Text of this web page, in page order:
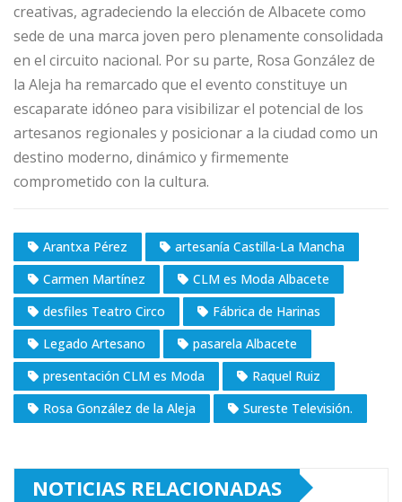
creativas, agradeciendo la elección de Albacete como
sede de una marca joven pero plenamente consolidada
en el circuito nacional. Por su parte, Rosa González de
la Aleja ha remarcado que el evento constituye un
escaparate idóneo para visibilizar el potencial de los
artesanos regionales y posicionar a la ciudad como un
destino moderno, dinámico y firmemente
comprometido con la cultura.
Arantxa Pérez
artesanía Castilla-La Mancha
Carmen Martínez
CLM es Moda Albacete
desfiles Teatro Circo
Fábrica de Harinas
Legado Artesano
pasarela Albacete
presentación CLM es Moda
Raquel Ruiz
Rosa González de la Aleja
Sureste Televisión.
NOTICIAS RELACIONADAS